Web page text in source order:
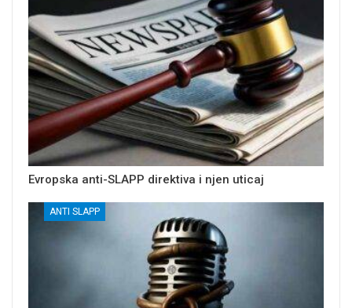
Evropska anti-SLAPP direktiva i njen uticaj
ANTI SLAPP